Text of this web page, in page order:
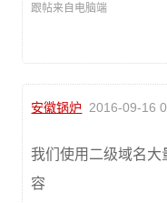
跟帖来自电脑端
安徽锅炉 2016-09-16
我们使用二级域名大
容